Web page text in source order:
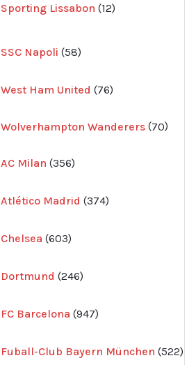
Sporting Lissabon 12produkter
SSC Napoli 58
produkter
West Ham United 76
produkter
Wolverhampton Wanderers 70
70
AC Milan 356
produkter
Atlético Madrid 374
produkter
Chelsea 603
produkter
Dortmund 246
produkter
FC Barcelona 947
produkter
Fuball-Club Bayern München 522